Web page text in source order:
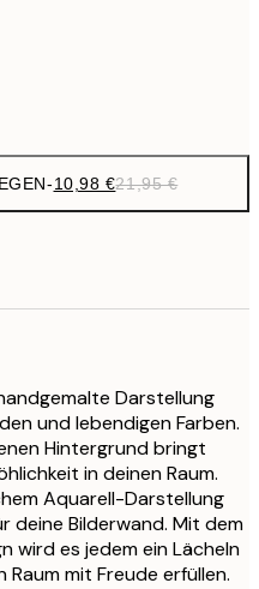
-10,98 €21,95 €
Darstellung
und lebendigen Farben.
Hintergrund bringt
in deinen Raum.
Aquarell-Darstellung
deine Bilderwand. Mit dem
wird es jedem ein Lächeln
mit Freude erfüllen.